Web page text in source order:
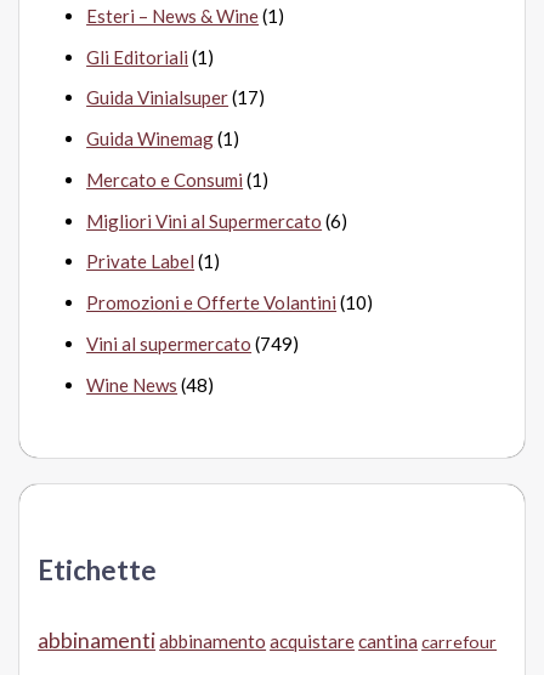
Esteri – News & Wine(1)
Gli Editoriali (1)
Guida Vinialsuper(17)
Guida Winemag(1)
Mercato e Consumi (1)
Migliori Vini al Supermercato (6)
Private Label (1)
Promozioni e Offerte Volantini (10)
Vini al supermercato (749)
Wine News (48)
Etichette
abbinamentiabbinamento acquistarecantina carrefour